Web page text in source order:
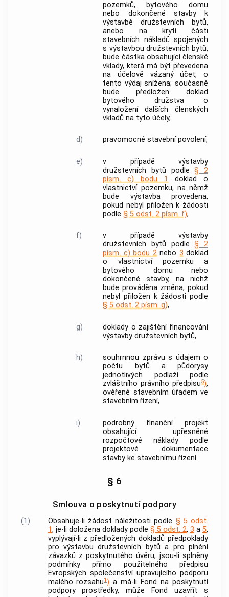
pozemků,
bytového domu
nebo dokončené stavby k
výstavbě družstevních bytů,
anebo na krytí části
stavebních nákladů spojených
s výstavbou družstevních bytů,
bude částka obsahující členské
vklady, která má být převedena
na účelově vázaný účet, o
tento výdaj snížena; současně
bude předložen doklad
bytového družstva o
vynaložení dalších členských
vkladů na tyto účely,
d) pravomocné stavební povolení,
e) v případě výstavby
družstevních bytů podle§ 2
písm. c) bodu 1
doklad o
vlastnictví pozemku, na němž
bude výstavba provedena,
pokud nebyl přiložen k žádosti
podle§ 5 odst. 2 písm. f),
f) v případě výstavby
družstevních bytů podle§ 2
písm. c) bodu 2nebo 3 doklad
o vlastnictví pozemku a
bytového domu nebo
dokončené stavby, na nichž
bude prováděna změna, pokud
nebyl přiložen k žádosti podle
§ 5 odst. 2 písm. g),
g)
doklady o zajištění financování
výstavby družstevních bytů,
h)
souhrnnou zprávu s údajem o
počtu bytů a půdorysy
jednotlivých podlaží podle
zvláštního právního předpisu5),
ověřené stavebním úřadem ve
stavebním řízení,
i)
podrobný finanční projekt
obsahující upřesněné
rozpočtové náklady podle
projektové dokumentace
stavby ke stavebnímu řízení.
§ 6
Smlouva o poskytnutí podpory
(1) Obsahuje-li žádost náležitosti podle § 5 odst.
1, je-li doložena doklady podle § 5 odst. 2, 3 a5,
vyplývají-li z předložených dokladů předpoklady
pro výstavbu družstevních bytů a pro plnění
závazků z poskytnutého úvěru, jsou-li splněny
podmínky přímo použitelného předpisu
Evropských společenství upravujícího podporu
malého rozsahu1) a má-li Fond na poskytnutí
podporyprostředky, může Fond uzavřít s